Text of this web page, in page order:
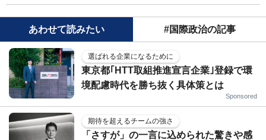
あわせて読みたい #国際政治の記事
選ばれる企業になるために
東京都｢HTT取組推進宣言企業｣登録で環
境配慮時代を勝ち抜く具体策とは
Sponsored
期待を超えるチームの強さ
「さすが」の一言に込められた驚きや感